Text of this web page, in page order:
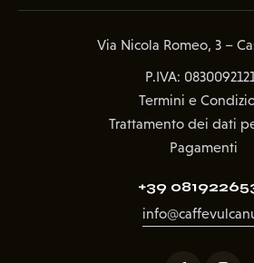
Via Nicola Romeo, 3 –
P.IVA:
Termini e
Trattamento dei dati
Pagamenti
+39